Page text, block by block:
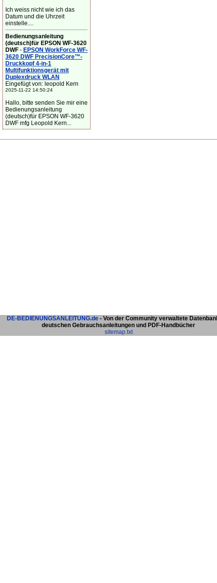
Ich weiss nicht wie ich das
Datum und die Uhrzeit
einstelle....
Bedienungsanleitung
(deutsch)für EPSON WF-3620
DWF - EPSON WorkForce WF-
3620 DWF PrecisionCore™-
Druckkopf 4-in-1
Multifunktionsgerät mit
Duplexdruck WLAN
Eingefügt von: leopold Kern
2025-11-22 14:50:24
Hallo, bitte senden Sie mir eine
Bedienungsanleitung
(deutsch)für EPSON WF-3620
DWF mfg Leopold Kern...
DE-BEDIENUNGSANLEITUNG.de - Von der Community verwaltete
deutschen Gebrauchsanleitungen und PDF-Handbücher
sitemap.txt